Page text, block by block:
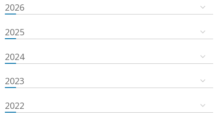
2026
2025
2024
2023
2022